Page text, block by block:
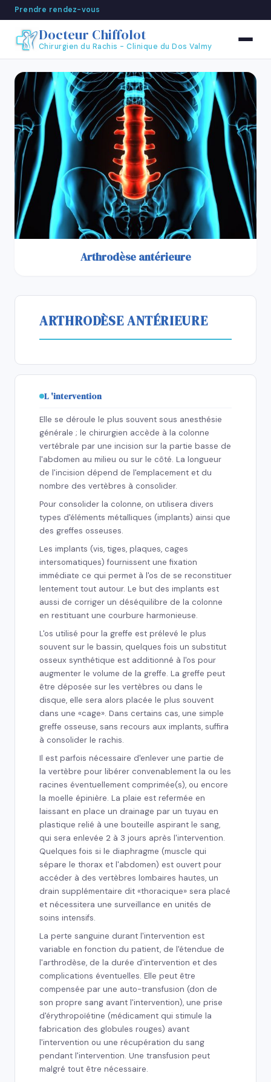
Prendre rendez-vous
Docteur Chiffolot
Chirurgien du Rachis - Clinique du Dos Valmy
Arthrodèse antérieure
ARTHRODÈSE ANTÉRIEURE
L 'intervention
Elle se déroule le plus souvent sous anesthésie
générale ; le chirurgien accède à la colonne
vertébrale par une incision sur la partie basse de
l'abdomen au milieu ou sur le côté. La longueur
de l'incision dépend de l'emplacement et du
nombre des vertèbres à consolider.
Pour consolider la colonne, on utilisera divers
types d'éléments métalliques (implants) ainsi que
des greffes osseuses.
Les implants (vis, tiges, plaques, cages
intersomatiques) fournissent une fixation
immédiate ce qui permet à l'os de se reconstituer
lentement tout autour. Le but des implants est
aussi de corriger un déséquilibre de la colonne
en restituant une courbure harmonieuse.
L'os utilisé pour la greffe est prélevé le plus
souvent sur le bassin, quelques fois un substitut
osseux synthétique est additionné à l'os pour
augmenter le volume de la greffe. La greffe peut
être déposée sur les vertèbres ou dans le
disque, elle sera alors placée le plus souvent
dans une «cage». Dans certains cas, une simple
greffe osseuse, sans recours aux implants, suffira
à consolider le rachis.
Il est parfois nécessaire d'enlever une partie de
la vertèbre pour libérer convenablement la ou les
racines éventuellement comprimée(s), ou encore
la moelle épinière. La plaie est refermée en
laissant en place un drainage par un tuyau en
plastique relié à une bouteille aspirant le sang,
qui sera enlevée 2 à 3 jours après l'intervention.
Quelques fois si le diaphragme (muscle qui
sépare le thorax et l'abdomen) est ouvert pour
accéder à des vertèbres lombaires hautes, un
drain supplémentaire dit «thoracique» sera placé
et nécessitera une surveillance en unités de
soins intensifs.
La perte sanguine durant l'intervention est
variable en fonction du patient, de l'étendue de
l'arthrodèse, de la durée d'intervention et des
complications éventuelles. Elle peut être
compensée par une auto-transfusion (don de
son propre sang avant l'intervention), une prise
d'érythropoïétine (médicament qui stimule la
fabrication des globules rouges) avant
l'intervention ou une récupération du sang
pendant l'intervention. Une transfusion peut
malgré tout être nécessaire.